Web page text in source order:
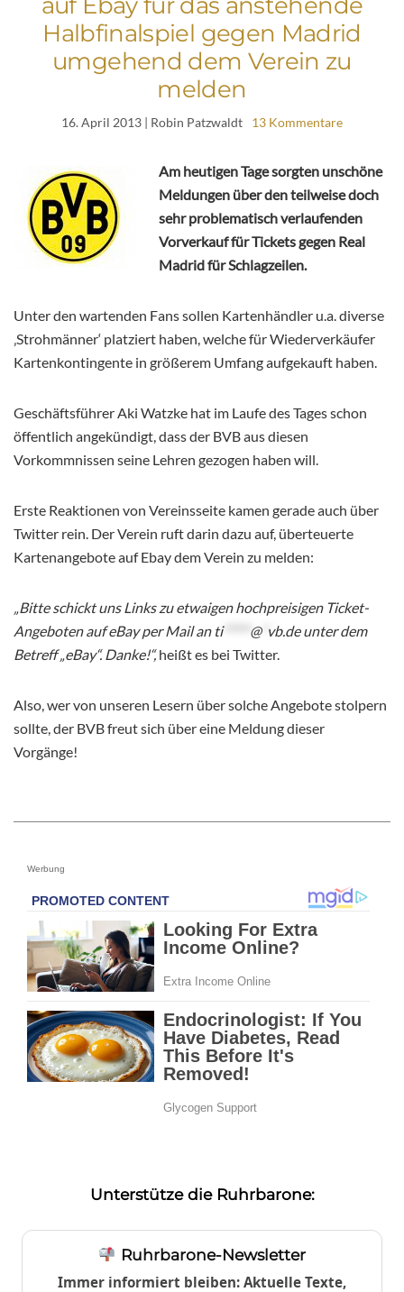
Halbfinalspiel gegen Madrid
umgehend dem Verein zu
melden
16. April 2013 | Robin Patzwaldt 13 Kommentare
Am heutigen Tage sorgten unschöne
Meldungen über den teilweise doch
sehr problematisch verlaufenden
Vorverkauf für Tickets gegen Real
Madrid für Schlagzeilen.
Unter den wartenden Fans sollen Kartenhändler u.a. diverse
‚Strohmänner‘ platziert haben, welche für Wiederverkäufer
Kartenkontingente in größerem Umfang aufgekauft haben.
Geschäftsführer Aki Watzke hat im Laufe des Tages schon
öffentlich angekündigt, dass der BVB aus diesen
Vorkommnissen seine Lehren gezogen haben will.
Erste Reaktionen von Vereinsseite kamen gerade auch über
Twitter rein. Der Verein ruft darin dazu auf, überteuerte
Kartenangebote auf Ebay dem Verein zu melden:
„Bitte schickt uns Links zu etwaigen hochpreisigen Ticket-
Angeboten auf eBay per Mail an ti***** @* vb.deunter dem
Betreff „eBay“. Danke!“,heißt es bei Twitter.
Also, wer von unseren Lesern über solche Angebote stolpern
sollte, der BVB freut sich über eine Meldung dieser
Vorgänge!
Werbung
Unterstütze die Ruhrbarone:
Ruhrbarone-Newsletter
Immer informiert bleiben: Aktuelle Texte,